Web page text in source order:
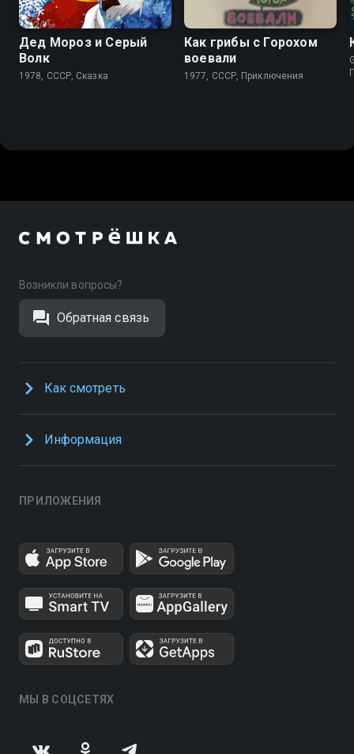
Дед Мороз и Серый
Волк
1978, СССР, Сказка
Как грибы с Горохом
воевали
1977, СССР, Приключения
Возникли вопросы?
Обратная связь
Как смотреть
Информация
ПРИЛОЖЕНИЯ
МЫ В СОЦСЕТЯХ